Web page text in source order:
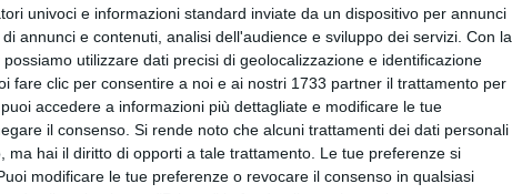
univoci e informazioni standard inviate da un dispositivo per annunci
annunci e contenuti, analisi dell'audience e sviluppo dei servizi. Con la
utilizzare dati precisi di geolocalizzazione e identificazione
fare clic per consentire a noi e ai nostri 1733 partner il trattamento per
accedere a informazioni più dettagliate e modificare le tue
il consenso. Si rende noto che alcuni trattamenti dei dati personali
ma hai il diritto di opporti a tale trattamento. Le tue preferenze si
modificare le tue preferenze o revocare il consenso in qualsiasi
9 AGOSTO 2026
35° Anniversario arrivo della
Vlora: Bari fa rete